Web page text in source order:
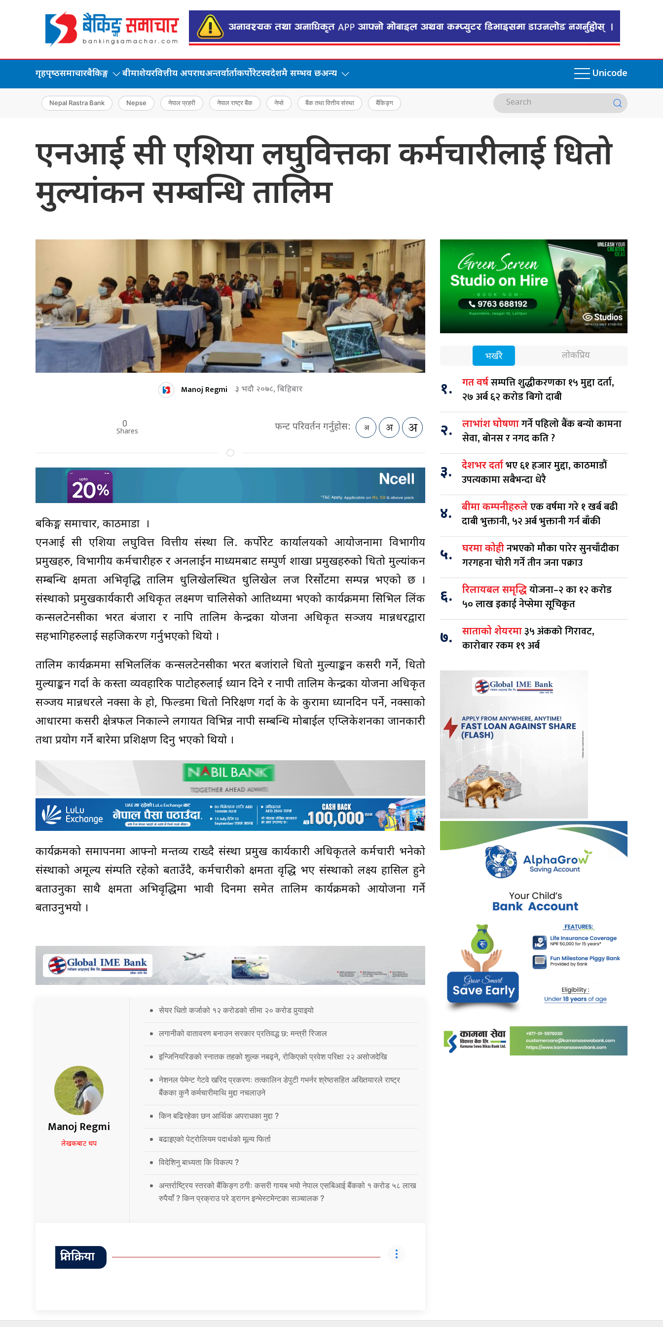
गृहपृष्‍ठसमाचारबैकिङ्ग बीमाशेयरवित्तीय अपराधअन्तर्वार्ताकर्पोरेटस्वदेशमै सम्भव छअन्य Unicode
Nepal Rastra Bank Nepse नेपाल प्रहरी नेपाल राष्ट्र बैंक नेप्से बैंक तथा वित्तीय संस्था बैंकिङ्ग
एनआई सी एशिया लघुवित्तका कर्मचारीलाई धितो
मुल्यांकन सम्बन्धि तालिम
Manoj Regmi ३ भदौ २०७८, बिहिबार
0
Shares फन्ट परिवर्तन गर्नुहोस:
बैंकिङ्ग समाचार, काठमाडौं ।
एनआई सी एशिया लघुवित्त वित्तीय संस्था लि. कर्पोरेट कार्यालयको आयोजनामा विभागीय
प्रमुखहरु, विभागीय कर्मचारीहरु र अनलाईन माध्यमबाट सम्पुर्ण शाखा प्रमुखहरुको धितो मुल्यांकन
सम्बन्धि क्षमता अभिवृद्धि तालिम धुलिखेलस्थित धुलिखेल लज रिर्सोटमा सम्पन्न भएको छ ।
संस्थाको प्रमुखकार्यकारी अधिकृत लक्ष्मण चालिसेको आतिथ्यमा भएको कार्यक्रममा सिभिल लिंक
कन्सलटेनसीका भरत बंजारा र नापि तालिम केन्द्रका योजना अधिकृत सञ्जय मान्नधरद्वारा
सहभागिहरुलाई सहजिकरण गर्नुभएको थियो ।
तालिम कार्यक्रममा सभिललिंक कन्सलटेनसीका भरत बजांराले धितो मुल्याङ्कन कसरी गर्ने, धितो
मुल्याङ्कन गर्दा के कस्ता व्यवहारिक पाटोहरुलाई ध्यान दिने र नापी तालिम केन्द्रका योजना अधिकृत
सञ्जय मान्नधरले नक्सा के हो, फिल्डमा धितो निरिक्षण गर्दा के के कुरामा ध्यानदिन पर्ने, नक्साको
आधारमा कसरी क्षेत्रफल निकाल्ने लगायत विभिन्न नापी सम्बन्धि मोबाईल एप्लिकेशनका जानकारी
तथा प्रयोग गर्ने बारेमा प्रशिक्षण दिनु भएको थियो ।
कार्यक्रमको समापनमा आफ्नो मन्तव्य राख्दै संस्था प्रमुख कार्यकारी अधिकृतले कर्मचारी भनेको
संस्थाको अमूल्य संम्पति रहेको बताउँदै, कर्मचारीको क्षमता वृद्धि भए संस्थाको लक्ष्य हासिल हुने
बताउनुका साथै क्षमता अभिवृद्धिमा भावी दिनमा समेत तालिम कार्यक्रमको आयोजना गर्ने
बताउनुभयो ।
Manoj Regmi
लेखकबाट थप
सेयर धितो कर्जाको १२ करोडको सीमा २० करोड पुर्‍याइयो
लगानीको वातावरण बनाउन सरकार प्रतिवद्ध छ: मन्त्री रिजाल
इन्जिनियरिङको स्नातक तहको शुल्क नबढ्ने, रोकिएको प्रवेश परिक्षा २२ असोजदेखि
नेशनल पेमेन्ट गेटवे खरिद प्रकरणः तत्कालिन डेपुटी गभर्नर श्रेष्ठसहित अख्तियारले राष्ट्र
बैंकका कुनै कर्मचारीमाथि मुद्दा नचलाउने
किन बढिरहेका छन आर्थिक अपराधका मुद्दा ?
बढाइएको पेट्रोलियम पदार्थको मूल्य फिर्ता
विदेशिनु बाध्यता कि विकल्प ?
अन्तर्राष्ट्रिय स्तरको बैंकिङ्ग ठगीः कसरी गायब भयो नेपाल एसबिआई बैंकको १ करोड ५८ लाख
रुपैयाँ ? किन प्रक्राउ परे ड्रागन इन्भेस्टमेन्टका सञ्चालक ?
प्रतिक्रिया
भर्खरै लोकप्रिय
१. गत वर्षसम्पत्ति शुद्धीकरणका १५ मुद्दा दर्ता,
२७ अर्ब ६२ करोड बिगो दाबी
२. लाभांश घोषणागर्ने पहिलो बैंक बन्यो कामना
सेवा, बोनस र नगद कति ?
३. देशभर दर्ताभए ६१ हजार मुद्दा, काठमाडौं
उपत्यकामा सबैभन्दा धेरै
४. बीमा कम्पनीहरुलेएक वर्षमा गरे १ खर्ब बढी
दाबी भुक्तानी, ५२ अर्ब भुक्तानी गर्न बाँकी
५. घरमा कोहीनभएको मौका पारेर सुनचाँदीका
गरगहना चोरी गर्ने तीन जना पक्राउ
६. रिलायबल समृद्धियोजना–२ का १२ करोड
५० लाख इकाई नेप्सेमा सूचिकृत
७. साताको शेयरमा३५ अंकको गिरावट,
कारोबार रकम १९ अर्ब